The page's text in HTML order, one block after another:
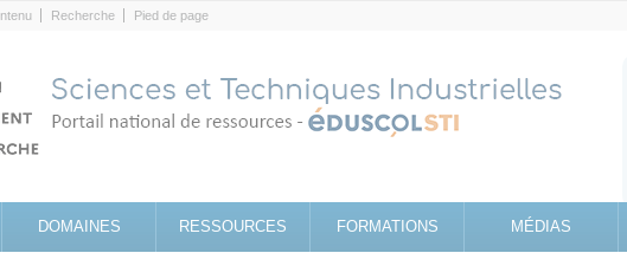
Recherche Pied de page
DOMAINES RESSOURCES FORMATIONS MÉDIAS